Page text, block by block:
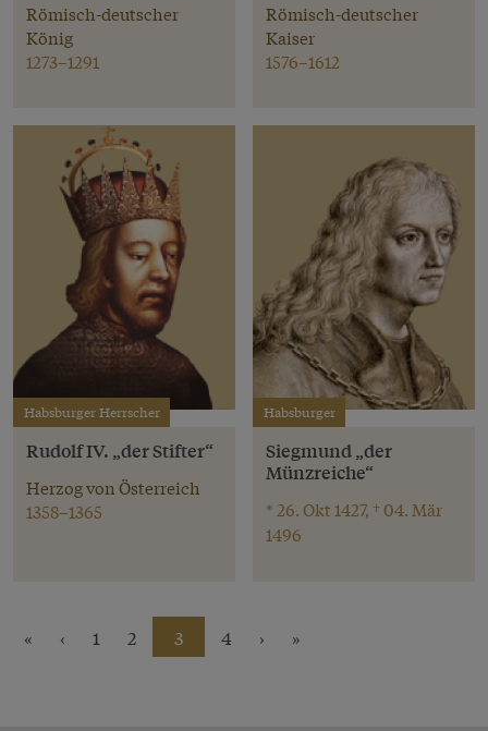
Römisch-deutscher
König
1273–1291
Römisch-deutscher
Kaiser
1576–1612
Habsburger Herrscher
Rudolf IV. „der Stifter“
Herzog von Österreich
1358–1365
Habsburger
Siegmund „der
Münzreiche“
* 26. Okt 1427, † 04. Mär
1496
« ‹ 1 2 3 4 › »